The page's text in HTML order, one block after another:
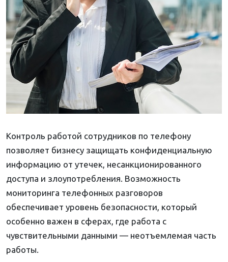
Контроль работой сотрудников по телефону
позволяет бизнесу защищать конфиденциальную
информацию от утечек, несанкционированного
доступа и злоупотребления. Возможность
мониторинга телефонных разговоров
обеспечивает уровень безопасности, который
особенно важен в сферах, где работа с
чувствительными данными — неотъемлемая часть
работы.